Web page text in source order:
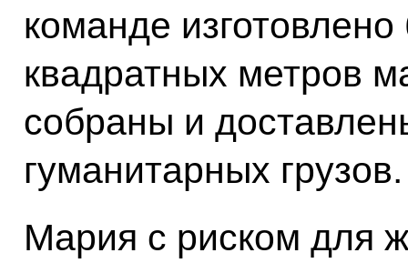
команде
квадратных метров
собраны и
гуманитарных грузов.
Мария с риском для